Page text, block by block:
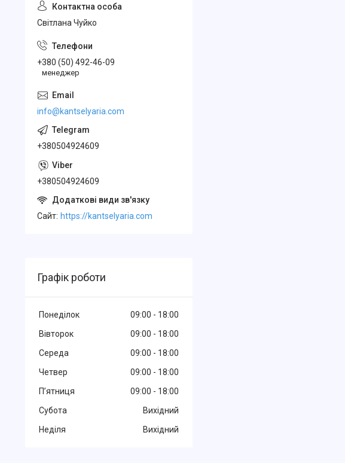
Свiтлана Чуйко
+380 (50) 492-46-09
менеджер
info@kantselyaria.com
+380504924609
+380504924609
Cайт https://kantselyaria.com
Графік роботи
Понеділок 09:00
18:00
Вівторок
09:00
18:00
Середа
09:00
18:00
Четвер
09:00
18:00
Пʼятниця
09:00
18:00
Субота
Вихідний
Неділя
Вихідний